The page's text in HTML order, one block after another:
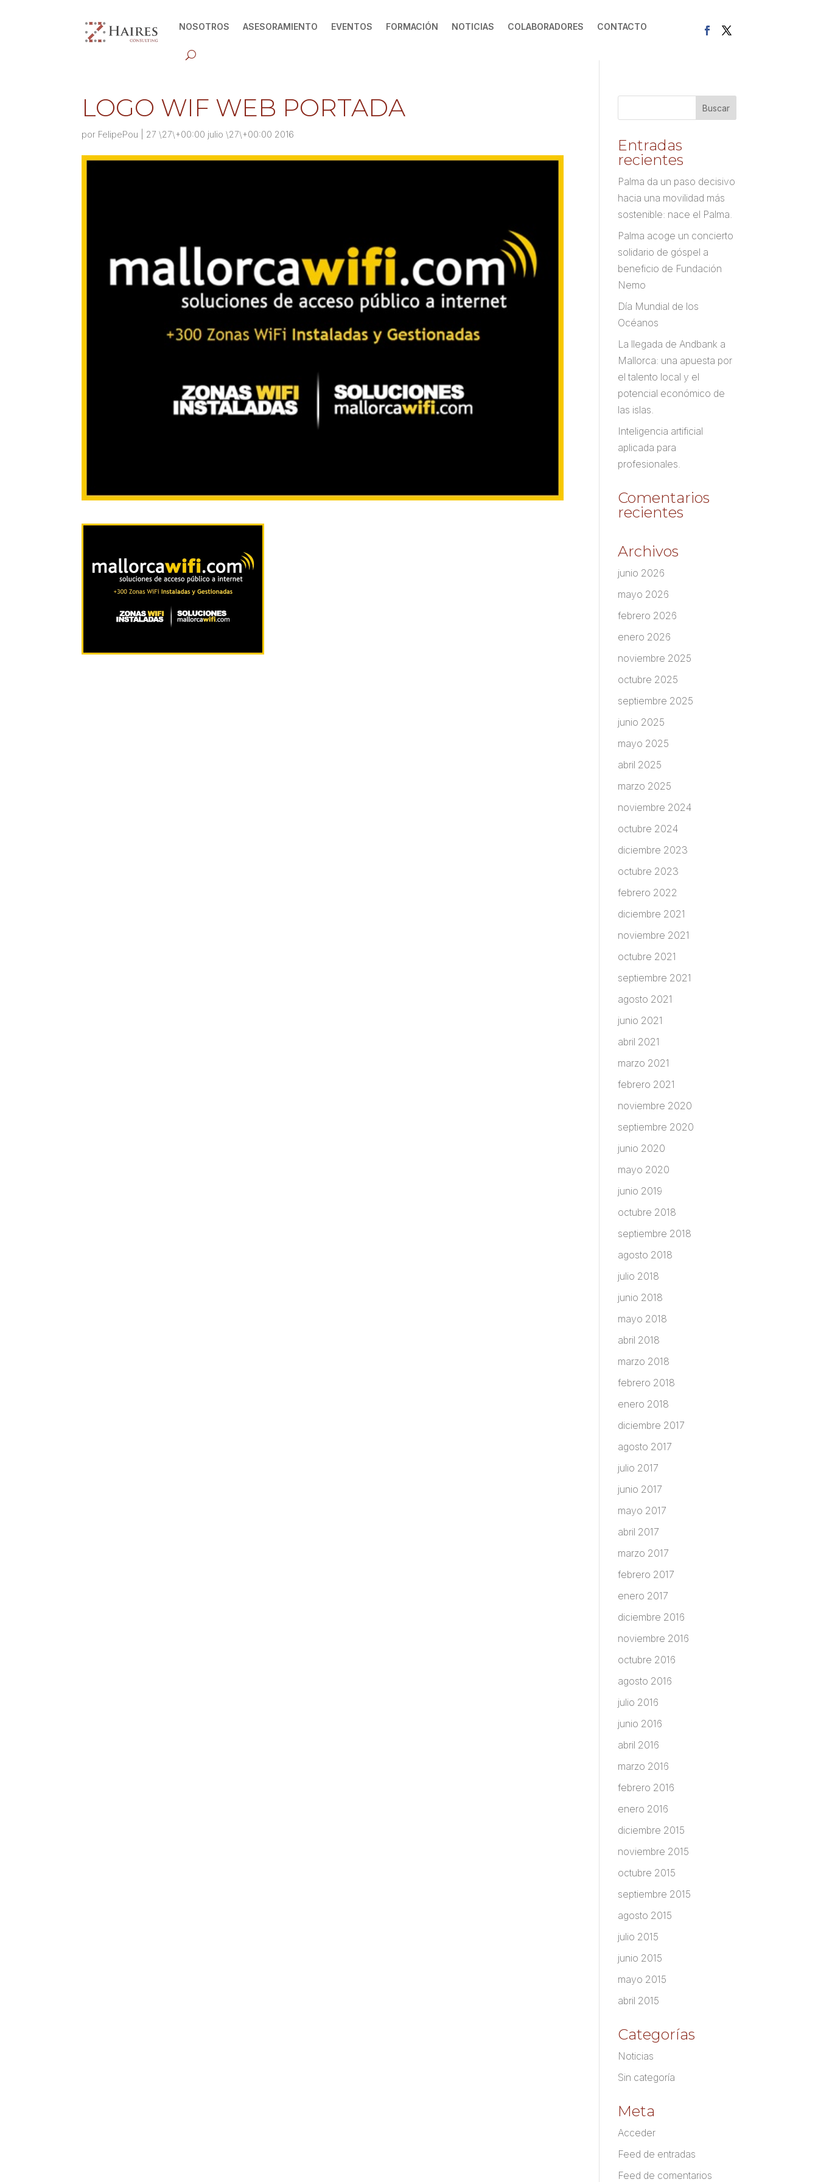
NOSOTROS ASESORAMIENTO EVENTOS FORMACIÓN NOTICIAS COLABORADORES CONTACTO
LOGO WIF WEB PORTADA
por FelipePou 27 \27\+00:00 julio \27\+00:00 2016
Entradas
recientes
Palma da un paso decisivo
hacia una movilidad más
sostenible: nace el Palma.
Palma acoge un concierto
solidario de góspel a
beneficio de Fundación
Nemo
Día Mundial de los
Océanos
La llegada de Andbank a
Mallorca: una apuesta por
el talento local y el
potencial económico de
las islas.
Inteligencia artificial
aplicada para
profesionales.
Comentarios
recientes
Archivos
junio 2026
mayo 2026
febrero 2026
enero 2026
noviembre 2025
octubre 2025
septiembre 2025
junio 2025
mayo 2025
abril 2025
marzo 2025
noviembre 2024
octubre 2024
diciembre 2023
octubre 2023
febrero 2022
diciembre 2021
noviembre 2021
octubre 2021
septiembre 2021
agosto 2021
junio 2021
abril 2021
marzo 2021
febrero 2021
noviembre 2020
septiembre 2020
junio 2020
mayo 2020
junio 2019
octubre 2018
septiembre 2018
agosto 2018
julio 2018
junio 2018
mayo 2018
abril 2018
marzo 2018
febrero 2018
enero 2018
diciembre 2017
agosto 2017
julio 2017
junio 2017
mayo 2017
abril 2017
marzo 2017
febrero 2017
enero 2017
diciembre 2016
noviembre 2016
octubre 2016
agosto 2016
julio 2016
junio 2016
abril 2016
marzo 2016
febrero 2016
enero 2016
diciembre 2015
noviembre 2015
octubre 2015
septiembre 2015
agosto 2015
julio 2015
junio 2015
mayo 2015
abril 2015
Categorías
Noticias
Sin categoría
Meta
Acceder
Feed de entradas
Feed de comentarios